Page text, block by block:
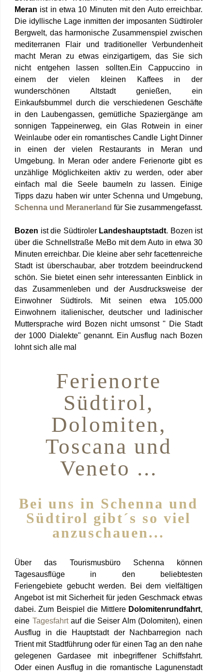
Meran ist in etwa 10 Minuten mit den Auto erreichbar.
Die idyllische Lage inmitten der imposanten Südtiroler
Bergwelt, das harmonische Zusammenspiel zwischen
mediterranen Flair und traditioneller Verbundenheit
macht Meran zu etwas einzigartigem, das Sie sich
nicht entgehen lassen sollten.Ein Cappuccino in
einem der vielen kleinen Kaffees in der
wunderschönen Altstadt genießen, ein
Einkaufsbummel durch die verschiedenen Geschäfte
in den Laubengassen, gemütliche Spaziergänge am
sonnigen Tappeinerweg, ein Glas Rotwein in einer
Weinlaube oder ein romantisches Candle Light Dinner
in einen der vielen Restaurants in Meran und
Umgebung. In Meran oder andere Ferienorte gibt es
unzählige Möglichkeiten aktiv zu werden, oder aber
einfach mal die Seele baumeln zu lassen. Einige
Tipps dazu haben wir unter Schenna und Umgebung,
Schenna und Meranerland für Sie zusammengefasst.
Bozen ist die Südtiroler Landeshauptstadt. Bozen ist
über die Schnellstraße MeBo mit dem Auto in etwa 30
Minuten erreichbar. Die kleine aber sehr facettenreiche
Stadt ist überschaubar, aber trotzdem beeindruckend
schön. Sie bietet einen sehr interessanten Einblick in
das Zusammenleben und der Ausdrucksweise der
Einwohner Südtirols. Mit seinen etwa 105.000
Einwohnern italienischer, deutscher und ladinischer
Muttersprache wird Bozen nicht umsonst " Die Stadt
der 1000 Dialekte" genannt. Ein Ausflug nach Bozen
lohnt sich alle mal
Ferienorte
Südtirol,
Dolomiten,
Toscana und
Veneto ...
Bei uns in Schenna und
Südtirol gibt´s so viel
anzuschauen...
Über das Tourismusbüro Schenna können
Tagesausflüge in den beliebtesten
Feriengebiete gebucht werden. Bei dem vielfältigen
Angebot ist mit Sicherheit für jeden Geschmack etwas
dabei. Zum Beispiel die Mittlere Dolomitenrundfahrt,
eine Tagesfahrtauf die Seiser Alm (Dolomiten), einen
Ausflug in die Hauptstadt der Nachbarregion nach
Trient mit Stadtführung oder für einen Tag an den nahe
gelegenen Gardasee mit inbegriffener Schiffsfahrt.
Oder einen Ausflug in die romantische Lagunenstadt